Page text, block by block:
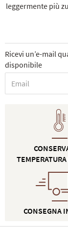
leggermente più
Ricevi un’e-mail
disponibile
CONSEGNA